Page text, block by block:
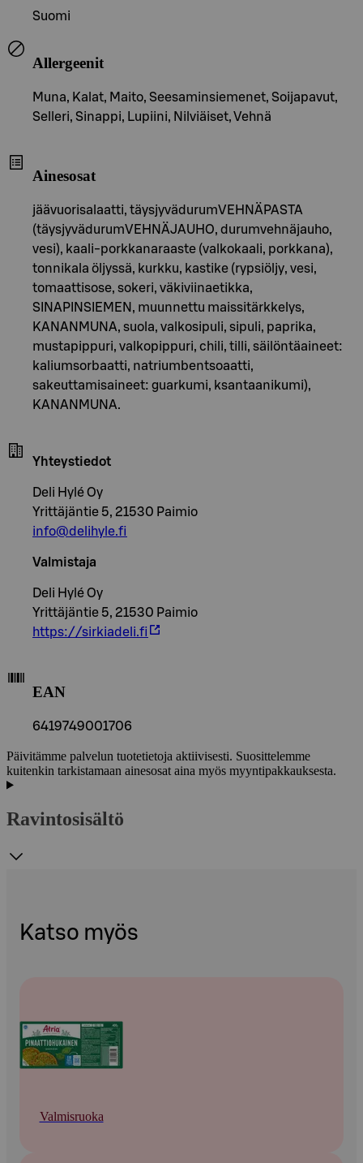
Suomi
Allergeenit
Muna, Kalat, Maito, Seesaminsiemenet, Soijapavut,
Selleri, Sinappi, Lupiini, Nilviäiset, Vehnä
Ainesosat
jäävuorisalaatti, täysjyvädurumVEHNÄPASTA
(täysjyvädurumVEHNÄJAUHO, durumvehnäjauho,
vesi), kaali-porkkanaraaste (valkokaali, porkkana),
tonnikala öljyssä, kurkku, kastike (rypsiöljy, vesi,
tomaattisose, sokeri, väkiviinaetikka,
SINAPINSIEMEN, muunnettu maissitärkkelys,
KANANMUNA, suola, valkosipuli, sipuli, paprika,
mustapippuri, valkopippuri, chili, tilli, säilöntäaineet:
kaliumsorbaatti, natriumbentsoaatti,
sakeuttamisaineet: guarkumi, ksantaanikumi),
KANANMUNA.
Yhteystiedot
Deli Hylé Oy
Yrittäjäntie 5, 21530 Paimio
info@delihyle.fi
Valmistaja
Deli Hylé Oy
Yrittäjäntie 5, 21530 Paimio
https://sirkiadeli.fi
EAN
6419749001706
Päivitämme palvelun tuotetietoja aktiivisesti. Suosittelemme
kuitenkin tarkistamaan ainesosat aina myös myyntipakkauksesta.
Ravintosisältö
Katso myös
Valmisruoka